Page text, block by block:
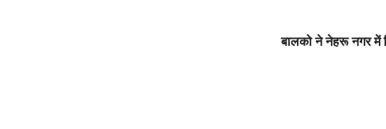
बालको ने नेहरू नगर में